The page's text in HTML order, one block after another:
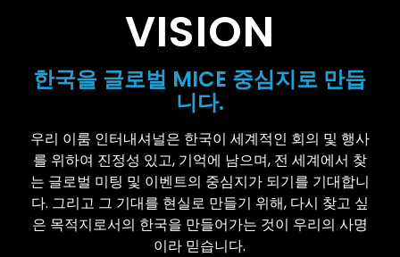
VISION
한국을 글로벌 MICE 중심지로 만듭
니다.
우리 이룸 인터내셔널은 한국이 세계적인 회의 및 행사
를 위하여 진정성 있고, 기억에 남으며, 전 세계에서 찾
는 글로벌 미팅 및 이벤트의 중심지가 되기를 기대합니
다. 그리고 그 기대를 현실로 만들기 위해, 다시 찾고 싶
은 목적지로서의 한국을 만들어가는 것이 우리의 사명
이라 믿습니다.